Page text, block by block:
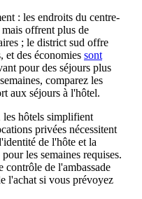
: les endroits du centre-
offrent plus de
; le district sud offre
et des économies sont
pour des séjours plus
comparez les
aux séjours à l'hôtel.
les hôtels simplifient
privées nécessitent
de l'hôte et la
les semaines requises.
de l'ambassade
l'achat si vous prévoyez